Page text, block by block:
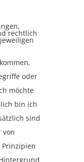
rechtlich
oder
möchte
bin ich
sind
von